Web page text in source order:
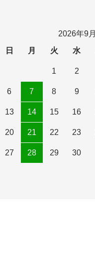
2026年9月
日
月 火 水
1 2
6 7 8 9
13 14 15 16
20 21 22 23
27 28 29 30